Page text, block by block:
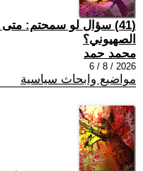
(41) سؤال لو سمحتم: متى
الصهيوني؟
محمد حمد
2026 / 8 / 6
مواضيع وابحاث سياسية